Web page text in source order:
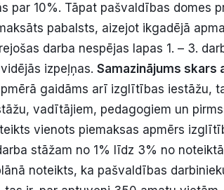
par 10%. Tāpat pašvaldības domes
pabalsts, aizejot ikgadējā
darba nespējas lapas 1. – 3.
izpeļņas. Samazinājums skars
gaidāms arī izglītības iestāžu,
vadītājiem, pedagogiem un
vienots piemaksas apmērs
stāžam no 1% līdz 3% no
noteikts, ka pašvaldības